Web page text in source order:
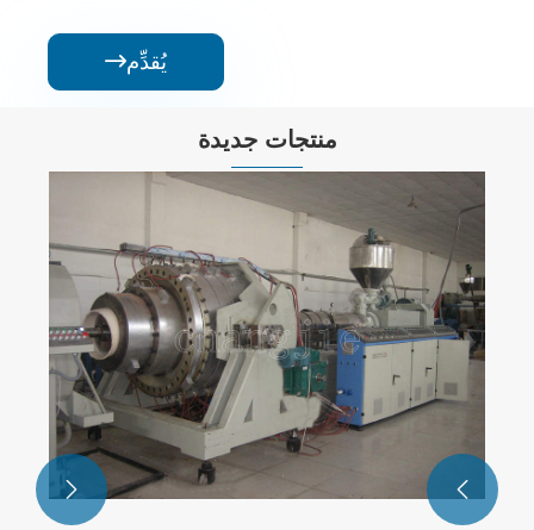
يُقدِّم
منتجات جديدة
آلات الأنابيب الجدارية ذات القطر الكبير
عرض المزيد >>

